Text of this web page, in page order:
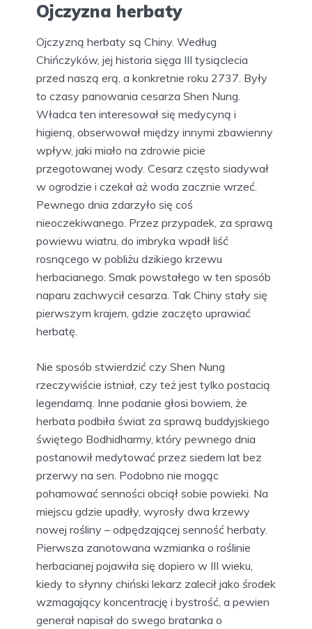
Ojczyzna herbaty
Ojczyzną herbaty są Chiny. Według
Chińczyków, jej historia sięga III tysiąclecia
przed naszą erą, a konkretnie roku 2737. Były
to czasy panowania cesarza Shen Nung.
Władca ten interesował się medycyną i
higieną, obserwował między innymi zbawienny
wpływ, jaki miało na zdrowie picie
przegotowanej wody. Cesarz często siadywał
w ogrodzie i czekał aż woda zacznie wrzeć.
Pewnego dnia zdarzyło się coś
nieoczekiwanego. Przez przypadek, za sprawą
powiewu wiatru, do imbryka wpadł liść
rosnącego w pobliżu dzikiego krzewu
herbacianego. Smak powstałego w ten sposób
naparu zachwycił cesarza. Tak Chiny stały się
pierwszym krajem, gdzie zaczęto uprawiać
herbatę.
Nie sposób stwierdzić czy Shen Nung
rzeczywiście istniał, czy też jest tylko postacią
legendarną. Inne podanie głosi bowiem, że
herbata podbiła świat za sprawą buddyjskiego
świętego Bodhidharmy, który pewnego dnia
postanowił medytować przez siedem lat bez
przerwy na sen. Podobno nie mogąc
pohamować senności obciął sobie powieki. Na
miejscu gdzie upadły, wyrosły dwa krzewy
nowej rośliny – odpędzającej senność herbaty.
Pierwsza zanotowana wzmianka o roślinie
herbacianej pojawiła się dopiero w III wieku,
kiedy to słynny chiński lekarz zalecił jako środek
wzmagający koncentrację i bystrość, a pewien
generał napisał do swego bratanka o